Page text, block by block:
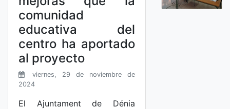
comunidad
educativa del
centro ha aportado
al proyecto
viernes, 29 de noviembre de
2024
El Ajuntament de Dénia